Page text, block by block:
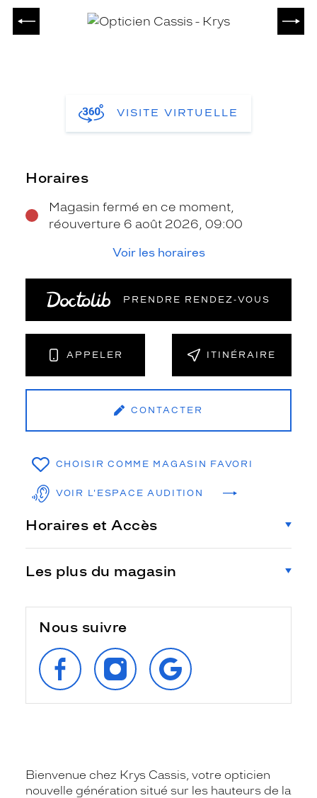
PRÉCÉDENT
VISITE VIRTUELLE
Horaires
Magasin fermé en ce moment,
réouverture 6 août 2026, 09:00
Voir les horaires
PRENDRE RENDEZ‑VOUS
APPELER ITINÉRAIRE
CONTACTER
CHOISIR COMME MAGASIN FAVORI
VOIR L'ESPACE AUDITION
Horaires et Accès
Les plus du magasin
Nous suivre
SUIVEZ‑NOUS
SUR
FACEBOOK
SUIVEZ‑NOUS
SUR
INSTAGRAM
RETROUVEZ‑NOUS
SUR
GOOGLE
Bienvenue chez Krys Cassis, votre opticien
nouvelle génération situé sur les hauteurs de la